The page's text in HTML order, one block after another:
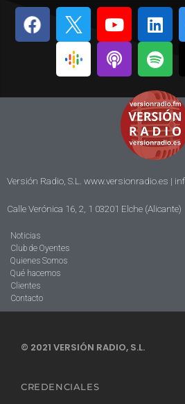
Versión Radio, S.L. www.versionradio.es |
Calle Verónica 16, 2, 1 03201 Elche (Alicante)
Noticias
Club de Oyentes
Quienes Somos
Qué hacemos
Clientes
Contacto
© 2021 VERSIÓN RADIO, S.L.
CREDENCIALES